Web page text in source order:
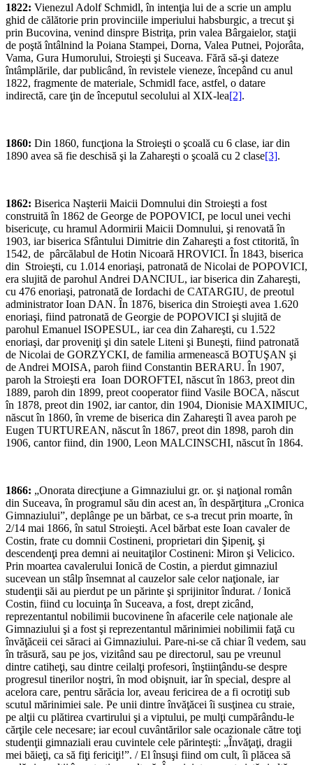
1822: Vienezul Adolf Schmidl, în intenţia lui de a scrie un amplu
ghid de călătorie prin provinciile imperiului habsburgic, a trecut şi
prin Bucovina, venind dinspre Bistriţa, prin valea Bârgaielor, staţii
de poştă întâlnind la Poiana Stampei, Dorna, Valea Putnei, Pojorâta,
Vama, Gura Humorului, Stroieşti şi Suceava. Fără să-şi dateze
întâmplările, dar publicând, în revistele vieneze, începând cu anul
1822, fragmente de materiale, Schmidl face, astfel, o datare
indirectă, care ţin de începutul secolului al XIX-lea[2].
1860: Din 1860, funcţiona la Stroieşti o şcoală cu 6 clase, iar din
1890 avea să fie deschisă şi la Zahareşti o şcoală cu 2 clase[3].
1862: Biserica Naşterii Maicii Domnului din Stroieşti a fost
construită în 1862 de George de POPOVICI, pe locul unei vechi
bisericuţe, cu hramul Adormirii Maicii Domnului, şi renovată în
1903, iar biserica Sfântului Dimitrie din Zahareşti a fost ctitorită, în
1542, de pârcălabul de Hotin Nicoară HROVICI. În 1843, biserica
din Stroieşti, cu 1.014 enoriaşi, patronată de Nicolai de POPOVICI,
era slujită de parohul Andrei DANCIUL, iar biserica din Zahareşti,
cu 476 enoriaşi, patronată de Iordachi de CATARGIU, de preotul
administrator Ioan DAN. În 1876, biserica din Stroieşti avea 1.620
enoriaşi, fiind patronată de Georgie de POPOVICI şi slujită de
parohul Emanuel ISOPESUL, iar cea din Zahareşti, cu 1.522
enoriaşi, dar proveniţi şi din satele Liteni şi Buneşti, fiind patronată
de Nicolai de GORZYCKI, de familia armenească BOTUŞAN şi
de Andrei MOISA, paroh fiind Constantin BERARU. În 1907,
paroh la Stroieşti era Ioan DOROFTEI, născut în 1863, preot din
1889, paroh din 1899, preot cooperator fiind Vasile BOCA, născut
în 1878, preot din 1902, iar cantor, din 1904, Dionisie MAXIMIUC,
născut în 1860, în vreme de biserica din Zahareşti îl avea paroh pe
Eugen TURTUREAN, născut în 1867, preot din 1898, paroh din
1906, cantor fiind, din 1900, Leon MALCINSCHI, născut în 1864.
1866: „Onorata direcţiune a Gimnaziului gr. or. şi naţional român
din Suceava, în programul său din acest an, în despărţitura „Cronica
Gimnaziului”, deplânge pe un bărbat, ce s-a trecut prin moarte, în
2/14 mai 1866, în satul Stroieşti. Acel bărbat este Ioan cavaler de
Costin, frate cu domnii Costineni, proprietari din Şipeniţ, şi
descendenţi prea demni ai neuitaţilor Costineni: Miron şi Velicico.
Prin moartea cavalerului Ionică de Costin, a pierdut gimnaziul
sucevean un stâlp însemnat al cauzelor sale celor naţionale, iar
studenţii săi au pierdut pe un părinte şi sprijinitor îndurat. / Ionică
Costin, fiind cu locuinţa în Suceava, a fost, drept zicând,
reprezentantul nobilimii bucovinene în afacerile cele naţionale ale
Gimnaziului şi a fost şi reprezentantul mărinimiei nobilimii faţă cu
învăţăceii cei săraci ai Gimnaziului. Pare-ni-se că chiar îl vedem, sau
în trăsură, sau pe jos, vizitând sau pe directorul, sau pe vreunul
dintre catiheţi, sau dintre ceilalţi profesori, înştiinţându-se despre
progresul tinerilor noştri, în mod obişnuit, iar în special, despre al
acelora care, pentru sărăcia lor, aveau fericirea de a fi ocrotiţi sub
scutul mărinimiei sale. Pe unii dintre învăţăcei îi susţinea cu straie,
pe alţii cu plătirea cvartirului şi a viptului, pe mulţi cumpărându-le
cărţile cele necesare; iar ecoul cuvântărilor sale ocazionale către toţi
studenţii gimnaziali erau cuvintele cele părinteşti: „Învăţaţi, dragii
mei băieţi, ca să fiţi fericiţi!”. / El însuşi fiind om cult, îi plăcea să